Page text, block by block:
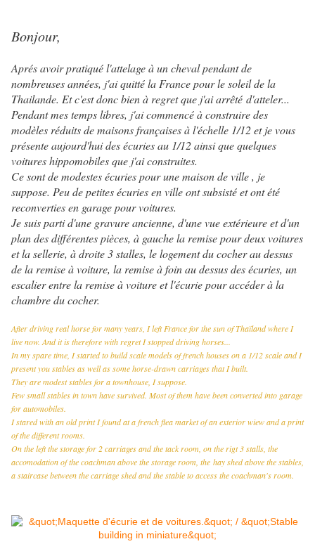
Bonjour,
Aprés avoir pratiqué l'attelage à un cheval pendant de
nombreuses années, j'ai quitté la France pour le soleil de la
Thailande. Et c'est donc bien à regret que j'ai arrêté d'atteler...
Pendant mes temps libres, j'ai commencé à construire des
modèles réduits de maisons françaises à l'échelle 1/12 et je vous
présente aujourd'hui des écuries au 1/12 ainsi que quelques
voitures hippomobiles que j'ai construites.
Ce sont de modestes écuries pour une maison de ville , je
suppose. Peu de petites écuries en ville ont subsisté et ont été
reconverties en garage pour voitures.
Je suis parti d'une gravure ancienne, d'une vue extérieure et d'un
plan des différentes pièces, à gauche la remise pour deux voitures
et la sellerie, à droite 3 stalles, le logement du cocher au dessus
de la remise à voiture, la remise à foin au dessus des écuries, un
escalier entre la remise à voiture et l'écurie pour accéder à la
chambre du cocher.
After driving real horse for many years, I left France for the sun of Thaïland where I
live now. And it is therefore with regret I stopped driving horses...
In my spare time, I started to build scale models of french houses on a 1/12 scale and I
present you stables as well as some horse-drawn carriages that I built.
They are modest stables for a townhouse, I suppose.
Few small stables in town have survived. Most of them have been converted into garage
for automobiles.
I stared with an old print I found at a french flea market of an exterior wiew and a print
of the different rooms.
On the left the storage for 2 carriages and the tack room, on the rigt 3 stalls, the
accomodation of the coachman above the storage room, the hay shed above the stables,
a staircase between the carriage shed and the stable to access the coachman's room.